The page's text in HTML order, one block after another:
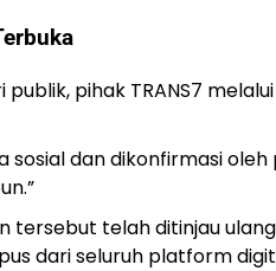
pihak TRANS7
dan dikonfirmasi
tersebut telah ditinjau
dari seluruh platform